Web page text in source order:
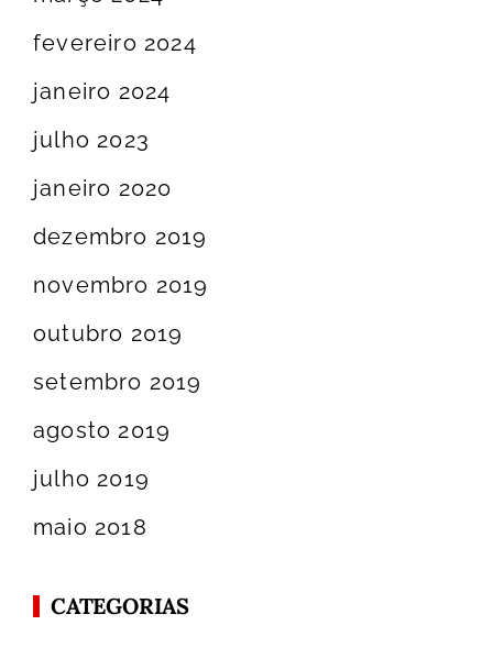
fevereiro 2024
janeiro 2024
julho 2023
janeiro 2020
dezembro 2019
novembro 2019
outubro 2019
setembro 2019
agosto 2019
julho 2019
maio 2018
CATEGORIAS